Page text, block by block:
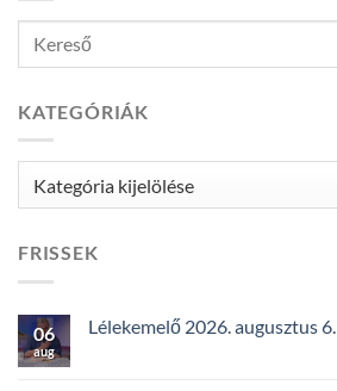
KATEGÓRIÁK
FRISSEK
06
aug
Lélekemelő 2026. augusztus 6.